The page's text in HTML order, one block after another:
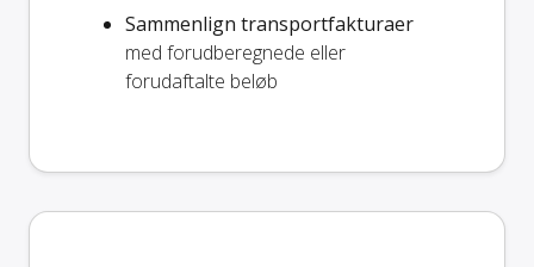
Sammenlign transportfakturaer
med forudberegnede eller
forudaftalte beløb